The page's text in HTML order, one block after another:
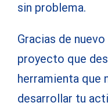
sin problema.
Gracias de
proyecto que
herramienta que
desarrollar tu